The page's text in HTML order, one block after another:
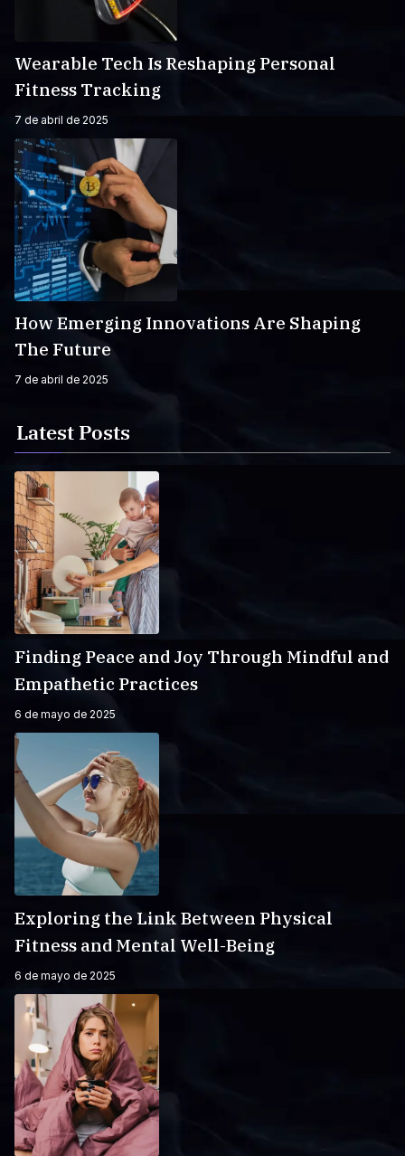
Wearable Tech Is Reshaping Personal
Fitness Tracking
7 de abril de 2025
How Emerging Innovations Are Shaping
The Future
7 de abril de 2025
Latest Posts
Finding Peace and Joy Through Mindful and
Empathetic Practices
6 de mayo de 2025
Exploring the Link Between Physical
Fitness and Mental Well-Being
6 de mayo de 2025